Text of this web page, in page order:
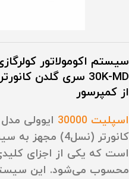
از کمپرسور
اسپلیت 30000
کانورتر (نسل4)
است که یکی از اجزای
محسوب می‌شود. این سیستم